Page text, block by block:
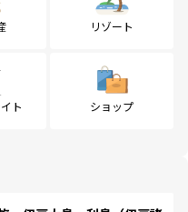
リゾート
ト ショップ